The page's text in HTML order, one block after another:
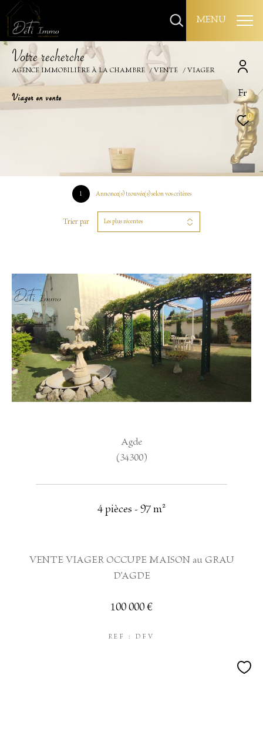
Fr
0
MENU
Votrerecherche
AGENCE IMMOBILIÈRE À LA CHAMBRE VENTE VIAGER
Viager en vente
1 Annonce(s) trouvée(s) selon vos critères
Trier par Les plus récentes
Agde
(34300)
4 pièces - 97 m²
VENTE VIAGER OCCUPE MAISON au GRAU
D'AGDE
100 000 €
REF : DFV